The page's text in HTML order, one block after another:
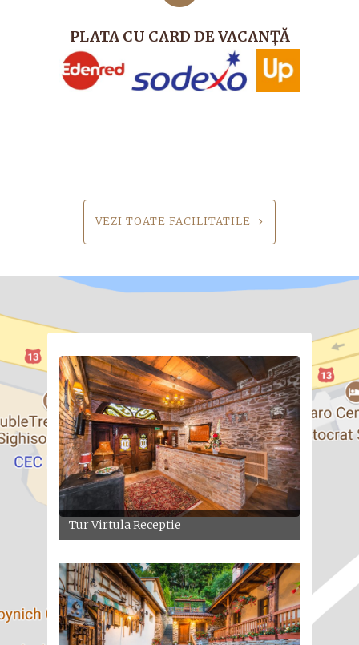
PLATA CU CARD DE VACANȚĂ
VEZI TOATE FACILITATILE
Tur Virtula Receptie